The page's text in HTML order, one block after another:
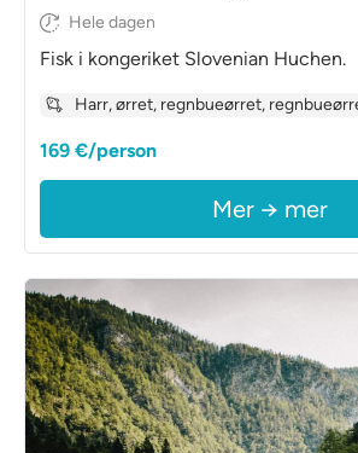
Hele dagen
Fisk i kongeriket Slovenian Huchen.
Harr, ørret, regnbueørret,
169 €/person
Mer → mer